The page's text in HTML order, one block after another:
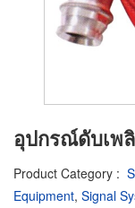
อุปกรณ์ดับเพ
Product Category :
Equipment, Signal